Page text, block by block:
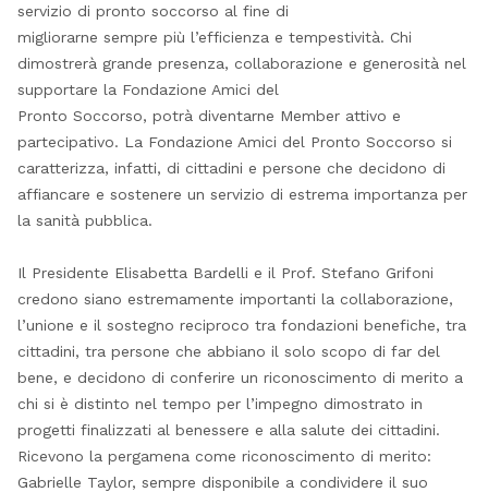
servizio di pronto soccorso al fine di
migliorarne sempre più l’efficienza e tempestività. Chi
dimostrerà grande presenza, collaborazione e generosità nel
supportare la Fondazione Amici del
Pronto Soccorso, potrà diventarne Member attivo e
partecipativo. La Fondazione Amici del Pronto Soccorso si
caratterizza, infatti, di cittadini e persone che decidono di
affiancare e sostenere un servizio di estrema importanza per
la sanità pubblica.
Il Presidente Elisabetta Bardelli e il Prof. Stefano Grifoni
credono siano estremamente importanti la collaborazione,
l’unione e il sostegno reciproco tra fondazioni benefiche, tra
cittadini, tra persone che abbiano il solo scopo di far del
bene, e decidono di conferire un riconoscimento di merito a
chi si è distinto nel tempo per l’impegno dimostrato in
progetti finalizzati al benessere e alla salute dei cittadini.
Ricevono la pergamena come riconoscimento di merito:
Gabrielle Taylor, sempre disponibile a condividere il suo